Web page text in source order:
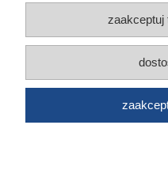
Wszelkie prawa
zaakceptuj